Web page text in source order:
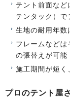
テント前面など
テンタック）で
生地の耐用年数
フレームなどは
の張替えが可能
施工期間が短く
プロのテント屋